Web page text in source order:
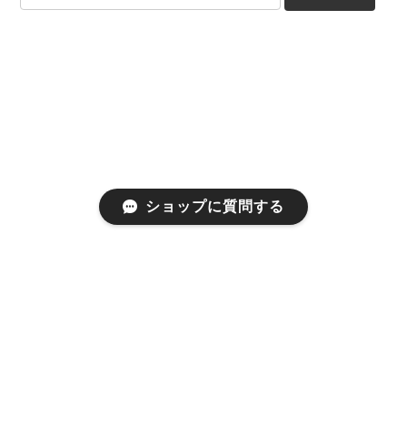
ショップに質問する